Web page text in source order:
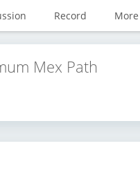
Record More
Mex Path